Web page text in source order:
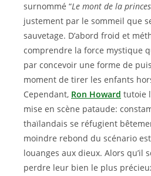
surnommé “Le mont de la
justement par le sommeil que
sauvetage. D’abord froid et
comprendre la force mystique
par concevoir une forme de
moment de tirer les enfants
Cependant, Ron Howard tutoie
mise en scène pataude:
thaïlandais se réfugient
moindre rebond du scénario
louanges aux dieux. Alors qu’il
perdre leur bien le plus